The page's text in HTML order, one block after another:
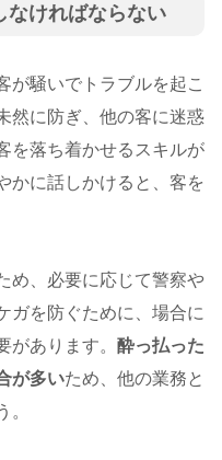
なければならない
が騒いでトラブルを起こ
然に防ぎ、他の客に迷惑
を落ち着かせるスキルが
かに話しかけると、客を
め、必要に応じて警察や
ガを防ぐために、場合に
があります。 酔っ払った
が多いため、他の業務と
。